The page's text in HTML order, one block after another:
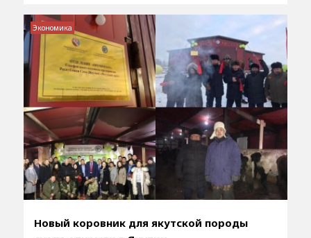
Новый коровник для якутской породы
Экономика